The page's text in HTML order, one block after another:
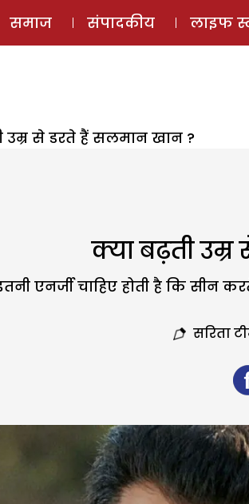
समाज संपादकीय लाइफ
उम्र से डरते हैं सलमान खान ?
क्या बढ़ती
एनर्जी चाहिए होती है कि
सरिता